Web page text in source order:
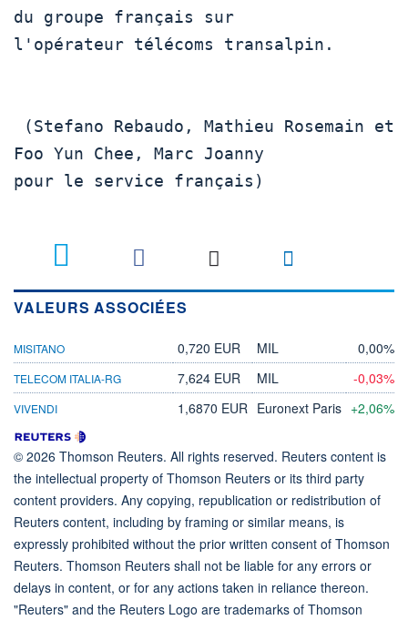
du groupe français sur
l'opérateur télécoms transalpin.
Foo Yun Chee, Marc Joanny
pour le service français)
VALEURS ASSOCIÉES
MISITANO 0,720 EUR MIL 0,00%
TELECOM ITALIA-RG 7,624 EUR MIL -0,03%
VIVENDI 1,6870 EUR Euronext Paris +2,06%
© 2026 Thomson Reuters. All rights reserved. Reuters content is
the intellectual property of Thomson Reuters or its third party
content providers. Any copying, republication or redistribution of
Reuters content, including by framing or similar means, is
expressly prohibited without the prior written consent of Thomson
Reuters. Thomson Reuters shall not be liable for any errors or
delays in content, or for any actions taken in reliance thereon.
"Reuters" and the Reuters Logo are trademarks of Thomson